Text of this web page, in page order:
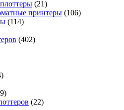
(21)
принтеры (106)
(114)
(402)
(22)